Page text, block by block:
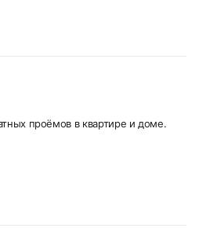
проёмов в квартире и доме.